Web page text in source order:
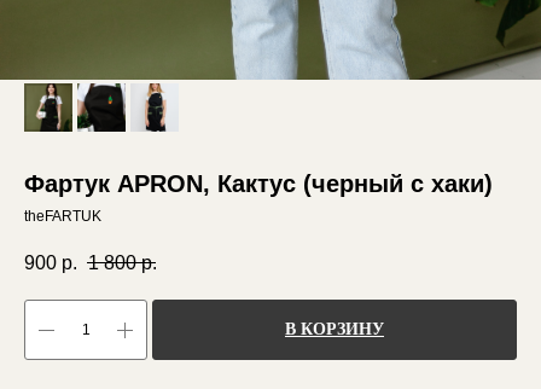
Фартук APRON, Кактус (черный с хаки)
theFARTUK
900 р. 1 800 р.
В КОРЗИНУ